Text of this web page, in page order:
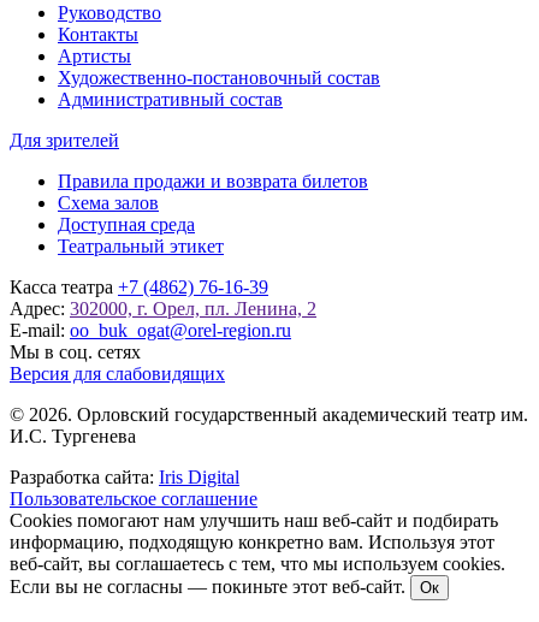
Руководство
Контакты
Артисты
Художественно-постановочный состав
Административный состав
Для зрителей
Правила продажи и возврата билетов
Схема залов
Доступная среда
Театральный этикет
Касса театра +7 (4862) 76-16-39
Адрес: 302000, г. Орел, пл. Ленина, 2
E-mail: oo_buk_ogat@orel-region.ru
Мы в соц. сетях
Версия для слабовидящих
© 2026. Орловский государственный академический театр им.
И.С. Тургенева
Разработка сайта: Iris Digital
Пользовательское соглашение
Cookies помогают нам улучшить наш веб-сайт и подбирать
информацию, подходящую конкретно вам. Используя этот
веб-сайт, вы соглашаетесь с тем, что мы используем cookies.
Если вы не согласны — покиньте этот веб-сайт.
Ок